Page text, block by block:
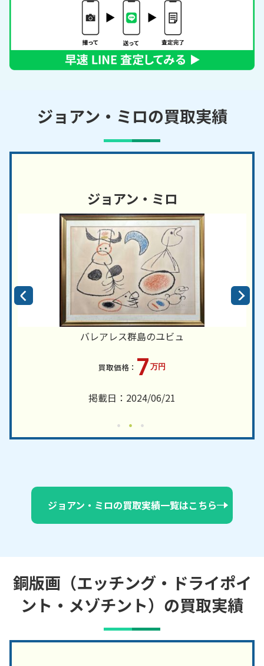
ジョアン・ミロの買取実績
ジョアン・ミロ
バレアレス群島のユビュ
7万円
掲載日：2024/06/21
ジョアン・ミロの買取実績一覧はこちら
銅版画（エッチング・ドライポイ
ント・メゾチント）の買取実績